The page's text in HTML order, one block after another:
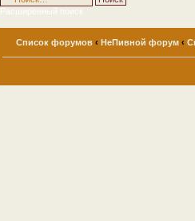
Расширенный поиск
Список форумов ‹ НеПивной форум ‹